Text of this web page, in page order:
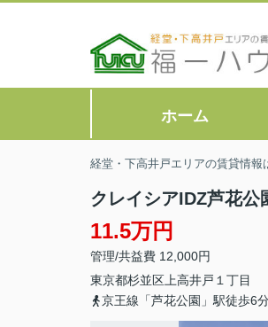
ホーム
経堂・下高井戸エリアの賃貸情報
クレイシアIDZ芦花公
11.5万円
管理/共益費 12,000円
東京都杉並区 上高井戸 １丁目
京王線「芦花公園」駅徒歩6